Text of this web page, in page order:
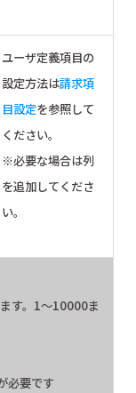
ユーザ定義項目の
設定方法は請求項
目設定を参照して
ください。
※必要な場合は列
を追加してくださ
い。
す。1～10000ま
必要です